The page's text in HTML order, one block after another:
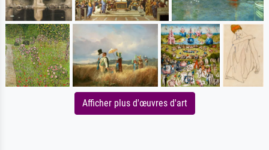
Afficher plus d'œuvres d'art